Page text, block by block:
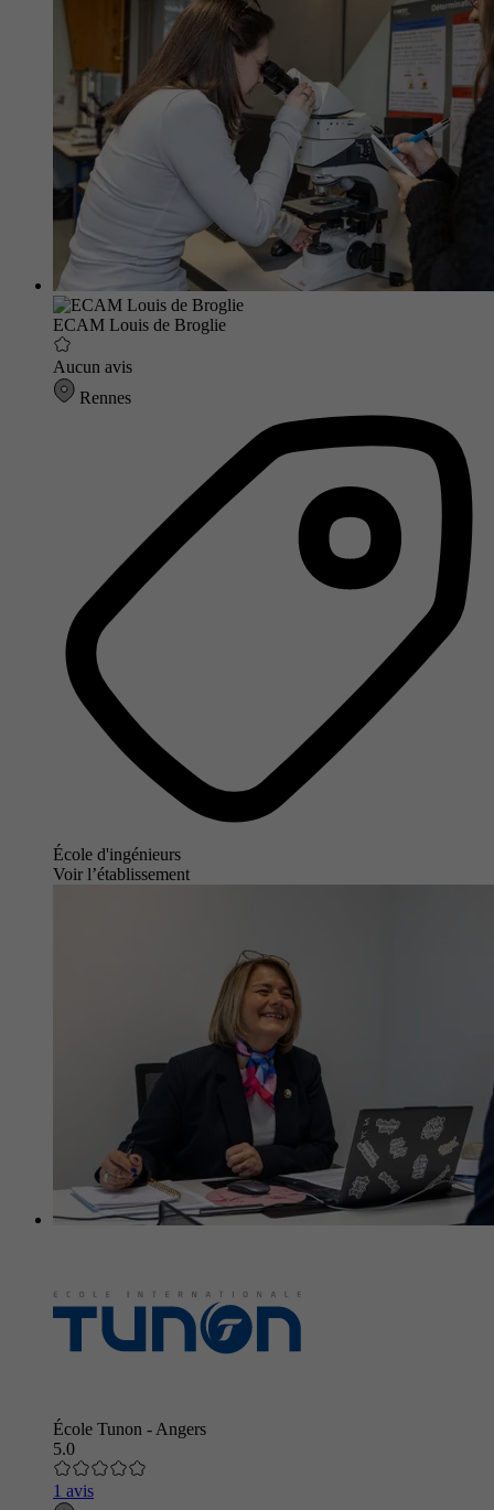
ECAM Louis de Broglie
Aucun avis
Rennes
École d'ingénieurs
Voir l’établissement
École Tunon - Angers
5.0
1 avis